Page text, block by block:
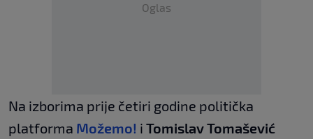
Oglas
Na izborima prije četiri godine politička
platforma Možemo! i Tomislav Tomašević